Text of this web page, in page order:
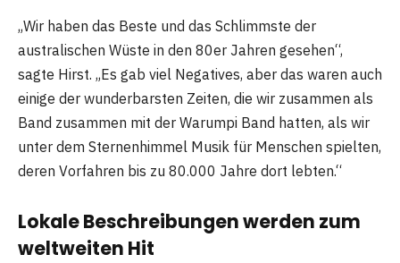
„Wir haben das Beste und das Schlimmste der
australischen Wüste in den 80er Jahren gesehen“,
sagte Hirst. „Es gab viel Negatives, aber das waren auch
einige der wunderbarsten Zeiten, die wir zusammen als
Band zusammen mit der Warumpi Band hatten, als wir
unter dem Sternenhimmel Musik für Menschen spielten,
deren Vorfahren bis zu 80.000 Jahre dort lebten.“
Lokale Beschreibungen werden zum
weltweiten Hit